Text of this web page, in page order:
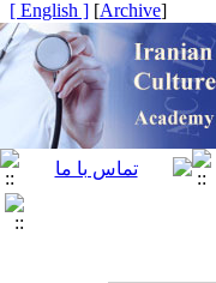
[
Archive
]
[ English ]